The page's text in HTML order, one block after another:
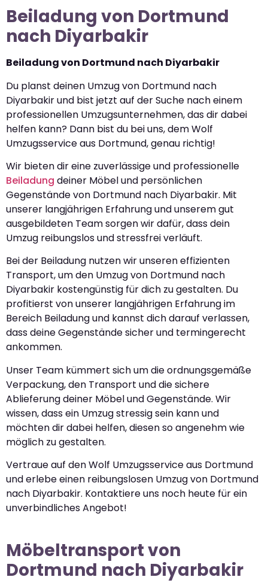
Beiladung von Dortmund
nach Diyarbakir
Beiladung von Dortmund nach Diyarbakir
Du planst deinen Umzug von Dortmund nach
Diyarbakir und bist jetzt auf der Suche nach einem
professionellen Umzugsunternehmen, das dir dabei
helfen kann? Dann bist du bei uns, dem Wolf
Umzugsservice aus Dortmund, genau richtig!
Wir bieten dir eine zuverlässige und professionelle
Beiladung deiner Möbel und persönlichen
Gegenstände von Dortmund nach Diyarbakir. Mit
unserer langjährigen Erfahrung und unserem gut
ausgebildeten Team sorgen wir dafür, dass dein
Umzug reibungslos und stressfrei verläuft.
Bei der Beiladung nutzen wir unseren effizienten
Transport, um den Umzug von Dortmund nach
Diyarbakir kostengünstig für dich zu gestalten. Du
profitierst von unserer langjährigen Erfahrung im
Bereich Beiladung und kannst dich darauf verlassen,
dass deine Gegenstände sicher und termingerecht
ankommen.
Unser Team kümmert sich um die ordnungsgemäße
Verpackung, den Transport und die sichere
Ablieferung deiner Möbel und Gegenstände. Wir
wissen, dass ein Umzug stressig sein kann und
möchten dir dabei helfen, diesen so angenehm wie
möglich zu gestalten.
Vertraue auf den Wolf Umzugsservice aus Dortmund
und erlebe einen reibungslosen Umzug von Dortmund
nach Diyarbakir. Kontaktiere uns noch heute für ein
unverbindliches Angebot!
Möbeltransport von
Dortmund nach Diyarbakir